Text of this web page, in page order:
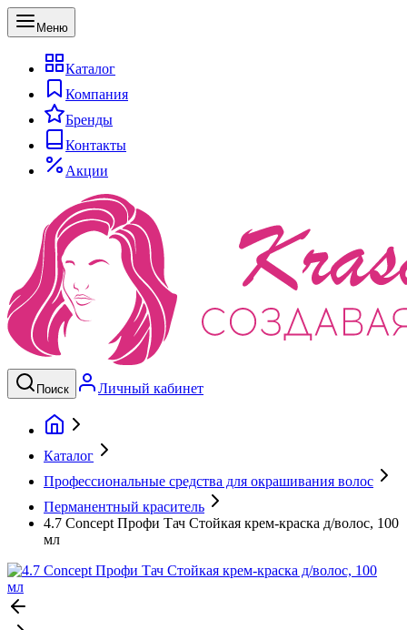
Меню
Каталог
Компания
Бренды
Контакты
Акции
Поиск Личный кабинет
Каталог
Профессиональные средства для окрашивания волос
Перманентный краситель
4.7 Concept Профи Тач Стойкая крем-краска д/волос, 100
мл